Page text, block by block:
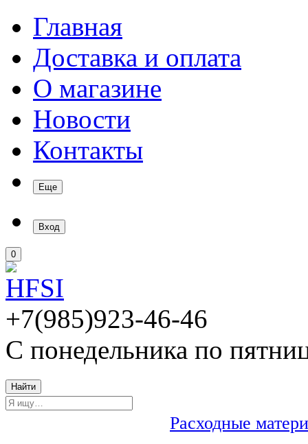
Главная
Доставка и оплата
О магазине
Новости
Контакты
Еще
Вход
0
+7(985)923-46-46
С понедельника по
Найти
Расходные